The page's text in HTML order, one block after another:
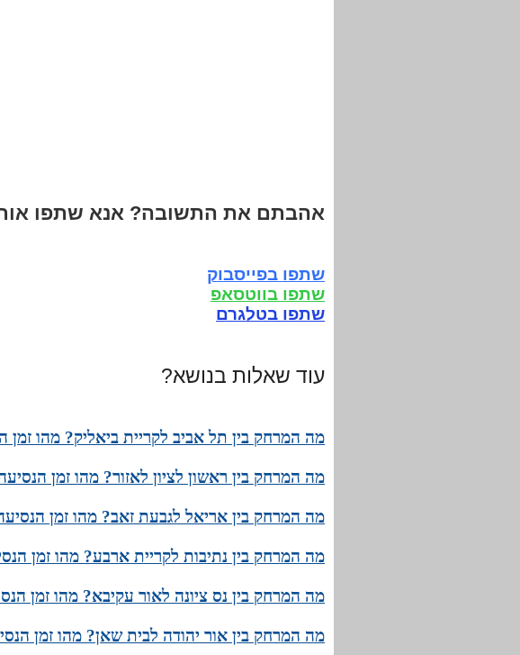
אהבתם את התשובה? אנא שתפו
שתפו בפייסבוק
שתפו בווטסאפ
שתפו בטלגרם
עוד שאלות בנושא?
מה המרחק בין תל אביב לקריית ביאליק? מהו זמן
מה המרחק בין ראשון לציון לאזור? מהו זמן
מה המרחק בין אריאל לגבעת זאב? מהו זמן
מה המרחק בין נתיבות לקריית ארבע? מהו זמן
מה המרחק בין נס ציונה לאור עקיבא? מהו זמן
מה המרחק בין אור יהודה לבית שאן? מהו זמן